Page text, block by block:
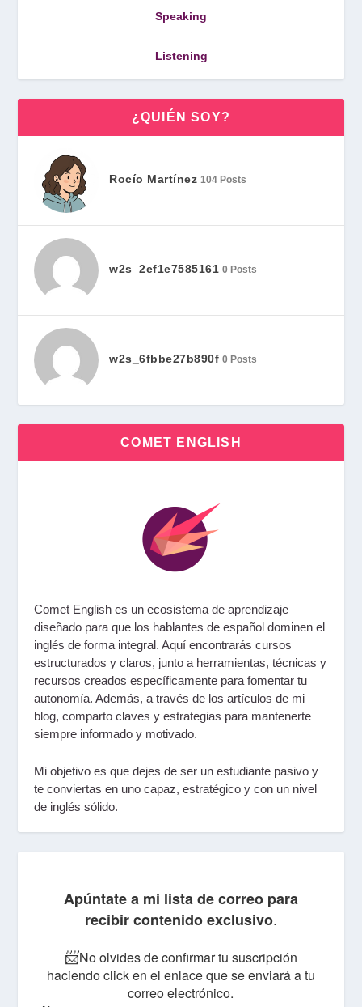
Speaking
Listening
¿QUIÉN SOY?
Rocío Martínez 104 Posts
w2s_2ef1e7585161 0 Posts
w2s_6fbbe27b890f 0 Posts
COMET ENGLISH
Comet English es un ecosistema de aprendizaje
diseñado para que los hablantes de español dominen el
inglés de forma integral. Aquí encontraráscursos
estructurados y claros, junto a herramientas, técnicas y
recursos creados específicamente para fomentar tu
autonomía. Además, a través de los artículos de mi
blog, comparto claves y estrategias para mantenerte
siempre informado y motivado.
Mi objetivo es que dejes de ser un estudiante pasivo y
te conviertas en unocapaz, estratégico y con un nivel
de inglés sólido.